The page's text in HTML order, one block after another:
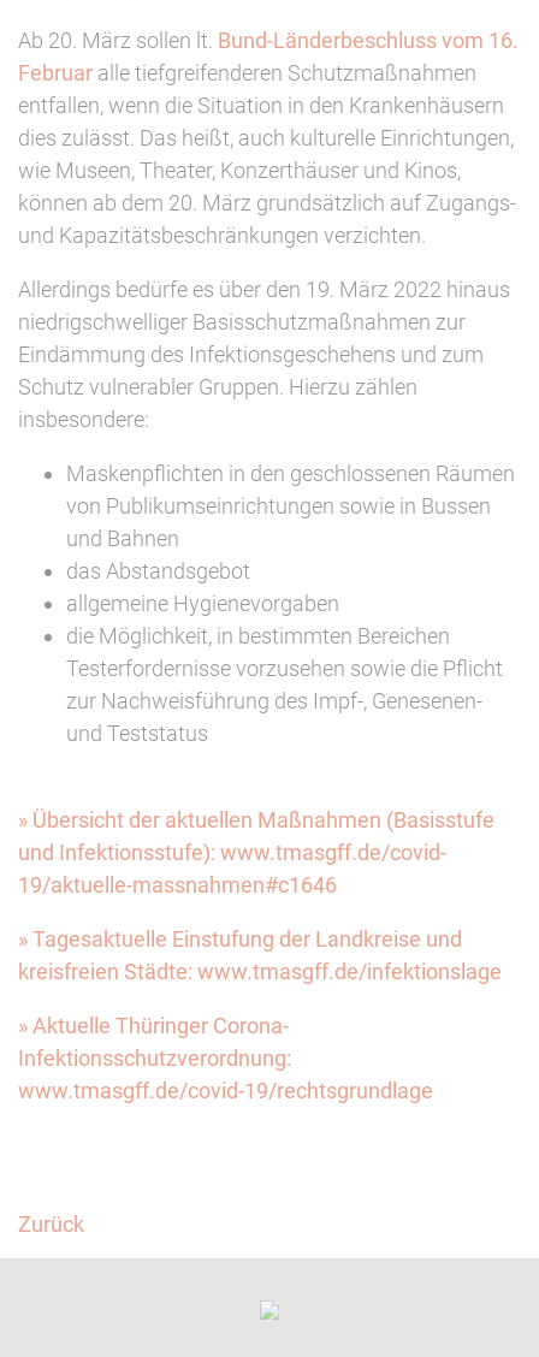
Ab 20. März sollen lt. Bund-Länderbeschluss vom 16.
Februar alle tiefgreifenderen Schutzmaßnahmen
entfallen, wenn die Situation in den Krankenhäusern
dies zulässt. Das heißt, auch kulturelle Einrichtungen,
wie Museen, Theater, Konzerthäuser und Kinos,
können ab dem 20. März grundsätzlich auf Zugangs-
und Kapazitätsbeschränkungen verzichten.
Allerdings bedürfe es über den 19. März 2022 hinaus
niedrigschwelliger Basisschutzmaßnahmen zur
Eindämmung des Infektionsgeschehens und zum
Schutz vulnerabler Gruppen. Hierzu zählen
insbesondere:
Maskenpflichten in den geschlossenen Räumen
von Publikumseinrichtungen sowie in Bussen
und Bahnen
das Abstandsgebot
allgemeine Hygienevorgaben
die Möglichkeit, in bestimmten Bereichen
Testerfordernisse vorzusehen sowie die Pflicht
zur Nachweisführung des Impf-, Genesenen-
und Teststatus
» Übersicht der aktuellen Maßnahmen (Basisstufe
und Infektionsstufe): www.tmasgff.de/covid-
19/aktuelle-massnahmen#c1646
» Tagesaktuelle Einstufung der Landkreise und
kreisfreien Städte: www.tmasgff.de/infektionslage
» Aktuelle Thüringer Corona-
Infektionsschutzverordnung:
www.tmasgff.de/covid-19/rechtsgrundlage
Zurück